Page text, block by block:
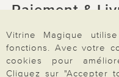
Paiement &
À propos de
Vitrine Magique
fonctions. Avec votre
cookies pour
Cliquez sur "Accepter